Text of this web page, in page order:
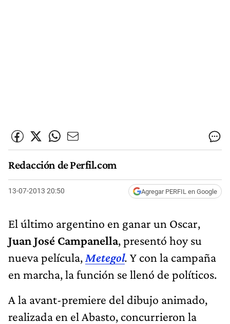
Redacción de Perfil.com
13-07-2013 20:50 Agregar PERFIL en Google
El último argentino en ganar un Oscar,
Juan José Campanella, presentó hoy su
nueva película,Metegol. Y con la campaña
en marcha, la función se llenó de políticos.
A la avant-premiere del dibujo animado,
realizada en el Abasto, concurrieron la